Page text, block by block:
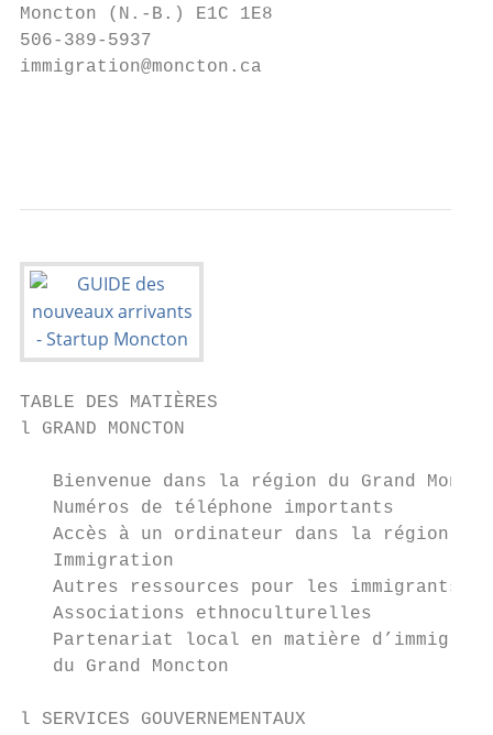
Moncton (N.-B.) E1C 1E8
506-389-5937
immigration@moncton.ca
TABLE DES MATIÈRES
l GRAND MONCTON
Bienvenue dans la région du Grand
Numéros de téléphone importants
Accès à un ordinateur dans la région du
Immigration
Autres ressources pour les immigrants
Associations ethnoculturelles
Partenariat local en matière
   du Grand Moncton
l SERVICES GOUVERNEMENTAUX